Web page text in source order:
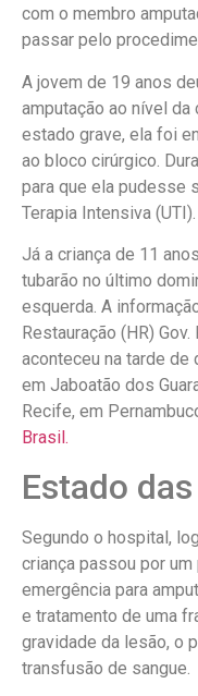
com o membro
passar pelo
A jovem de 19 anos
amputação ao nível da
estado grave, ela foi
ao bloco cirúrgico.
para que ela pudesse
Terapia Intensiva (UTI).
Já a criança de 11
tubarão no último
esquerda. A
Restauração (HR)
aconteceu na tarde de
em Jaboatão dos
Recife, em
Brasil.
Estado
Segundo o hospital,
criança passou por
emergência para
e tratamento de uma
gravidade da lesão, o
transfusão de sangue.